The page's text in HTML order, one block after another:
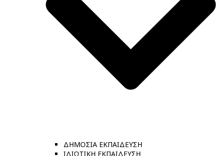
ΔΗΜΟΣΙΑ ΕΚΠΑΙΔΕΥΣΗ
ΙΔΙΩΤΙΚΗ ΕΚΠΑΙΔΕΥΣΗ